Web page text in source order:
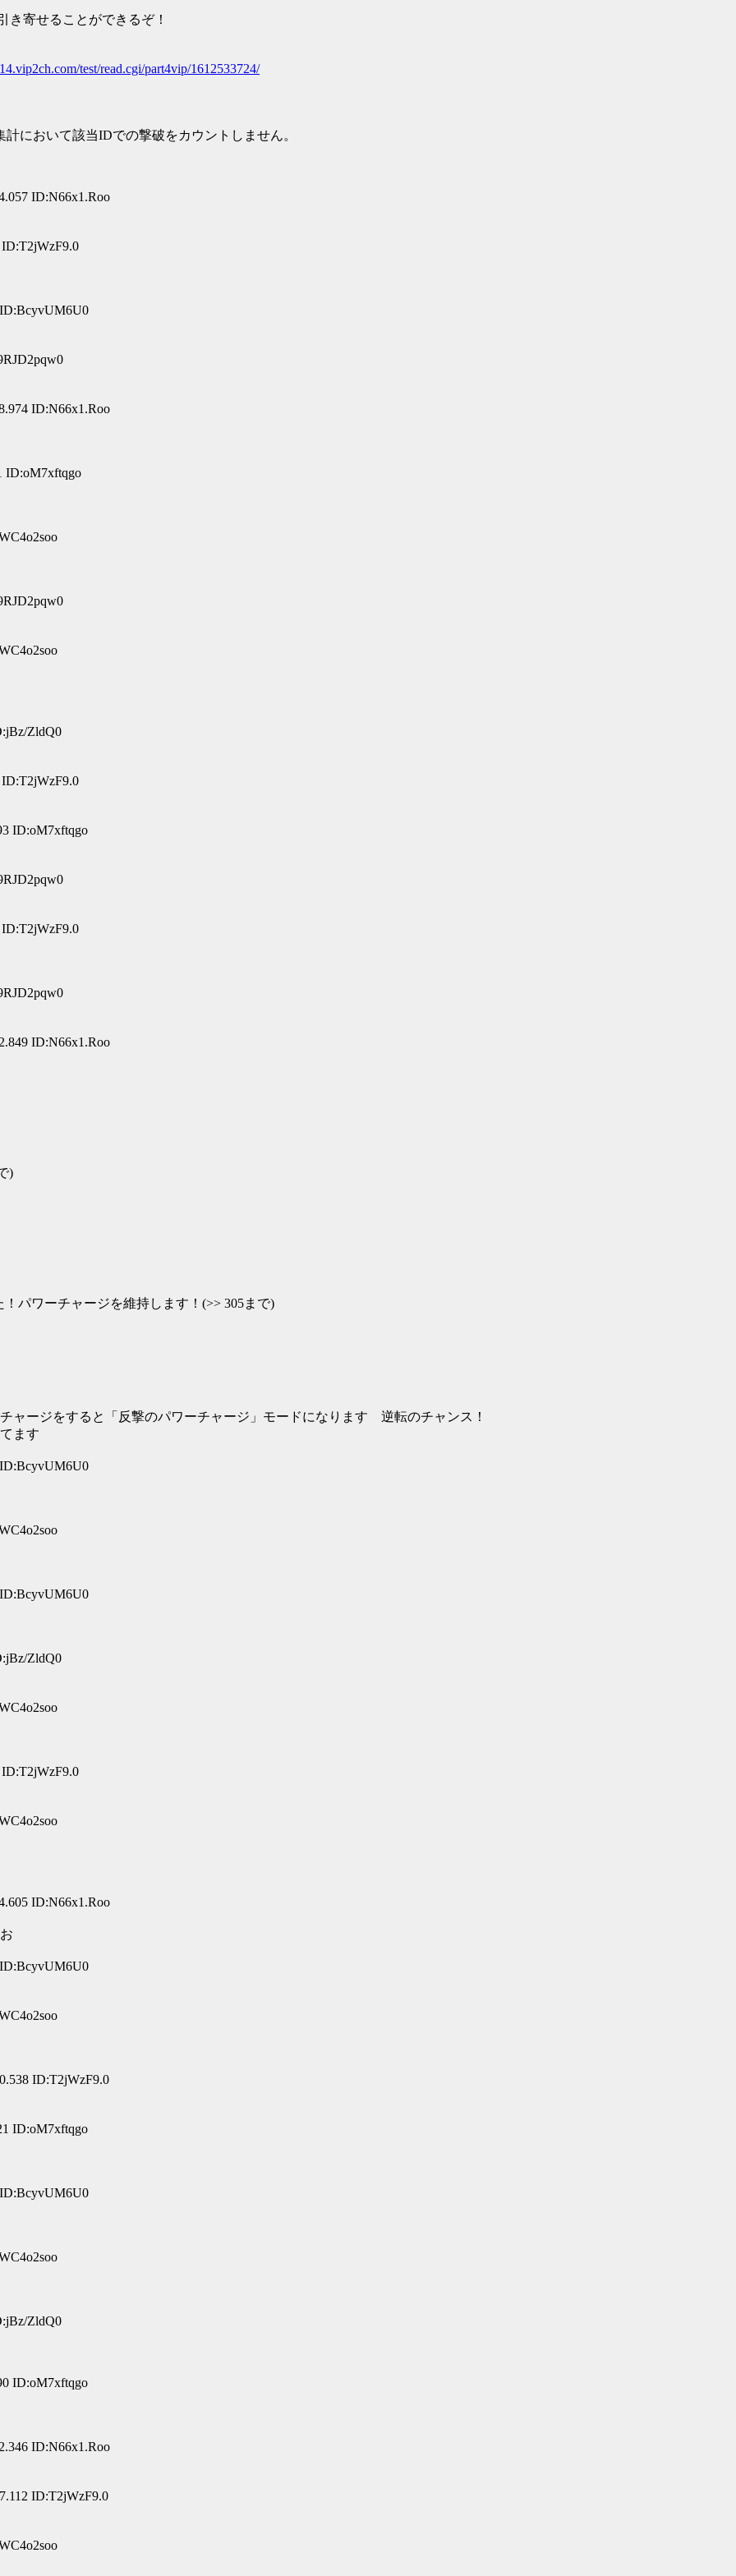
き寄せることができるぞ！
test/read.cgi/part4vip/1612533724/
において該当IDでの撃破をカウントしません。
ID:N66x1.Roo
ID:T2jWzF9.0
ID:BcyvUM6U0
ID:N66x1.Roo
ID:oM7xftqgo
ZldQ0
ID:T2jWzF9.0
ID:oM7xftqgo
ID:T2jWzF9.0
ID:N66x1.Roo
)
パワーチャージを維持します！(>> 305まで)
ャージをすると「反撃のパワーチャージ」モードになります 逆転のチャンス！
ます
ID:BcyvUM6U0
ID:BcyvUM6U0
ZldQ0
ID:T2jWzF9.0
ID:N66x1.Roo
ID:BcyvUM6U0
ID:T2jWzF9.0
ID:oM7xftqgo
ID:BcyvUM6U0
ZldQ0
ID:oM7xftqgo
ID:N66x1.Roo
ID:T2jWzF9.0